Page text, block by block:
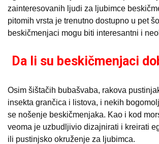
zainteresovanih ljudi za ljubimce
pitomih vrsta je trenutno dostupno u pet
beskičmenjaci mogu biti interesantni i
Da li su beskičmenjaci
Osim šištačih bubašvaba, rakova
insekta grančica i listova, i nekih
se nošenje beskičmenjaka. Kao i kod
veoma je uzbudljivio dizajnirati i kreirati
ili pustinjsko okruženje za ljubimca.